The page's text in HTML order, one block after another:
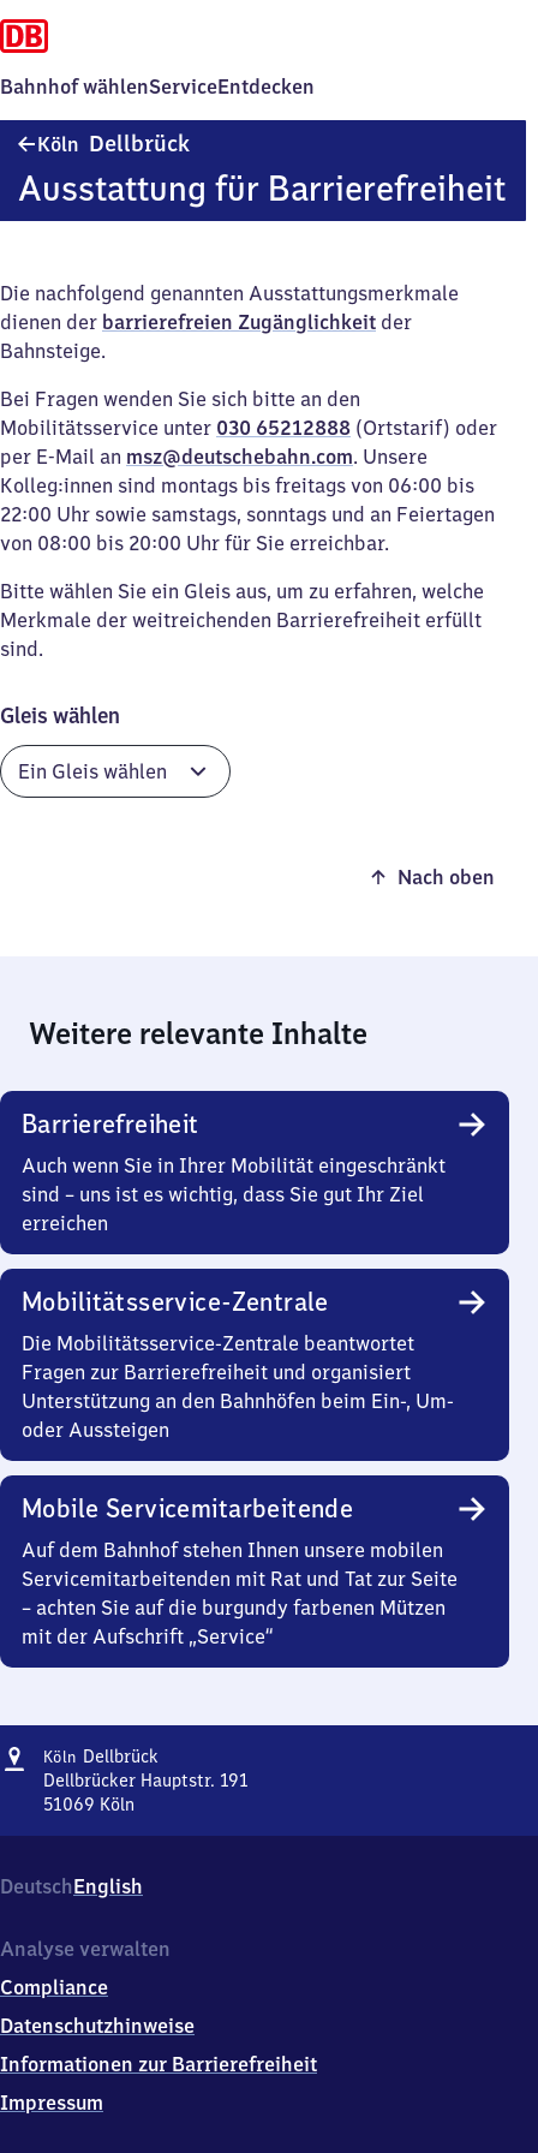
Bahnhof wählenServiceEntdecken
Köln Dellbrück
Ausstattung für Barrierefreiheit
Die nachfolgend genannten Ausstattungsmerkmale
dienen der barrierefreien Zugänglichkeit der
Bahnsteige.
Bei Fragen wenden Sie sich bitte an den
Mobilitätsservice unter 030 65212888 (Ortstarif) oder
per E-Mail an msz@deutschebahn.com. Unsere
Kolleg:innen sind montags bis freitags von 06:00 bis
22:00 Uhr sowie samstags, sonntags und an Feiertagen
von 08:00 bis 20:00 Uhr für Sie erreichbar.
Bitte wählen Sie ein Gleis aus, um zu erfahren, welche
Merkmale der weitreichenden Barrierefreiheit erfüllt
sind.
Gleis wählen
Nach oben
Weitere relevante Inhalte
Barrierefreiheit
Auch wenn Sie in Ihrer Mobilität eingeschränkt
sind – uns ist es wichtig, dass Sie gut Ihr Ziel
erreichen
Mobilitätsservice-Zentrale
Die Mobilitätsservice-Zentrale beantwortet
Fragen zur Barrierefreiheit und organisiert
Unterstützung an den Bahnhöfen beim Ein-, Um-
oder Aussteigen
Mobile Servicemitarbeitende
Auf dem Bahnhof stehen Ihnen unsere mobilen
Servicemitarbeitenden mit Rat und Tat zur Seite
– achten Sie auf die burgundy farbenen Mützen
mit der Aufschrift „Service“
Adresse
Köln Dellbrück
Dellbrück
Dellbrücker Hauptstr. 191
51069 Köln
Dellbrücker
Hauptstr.
5
0
6
Köln
DeutschEnglish
Analyse verwalten
Compliance
Datenschutzhinweise
Informationen zur Barrierefreiheit
Impressum